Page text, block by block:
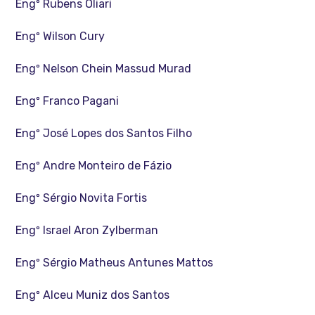
Engº Rubens Oliari
Engº Wilson Cury
Engº Nelson Chein Massud Murad
Engº Franco Pagani
Engº José Lopes dos Santos Filho
Engº Andre Monteiro de Fázio
Engº Sérgio Novita Fortis
Engº Israel Aron Zylberman
Engº Sérgio Matheus Antunes Mattos
Engº Alceu Muniz dos Santos